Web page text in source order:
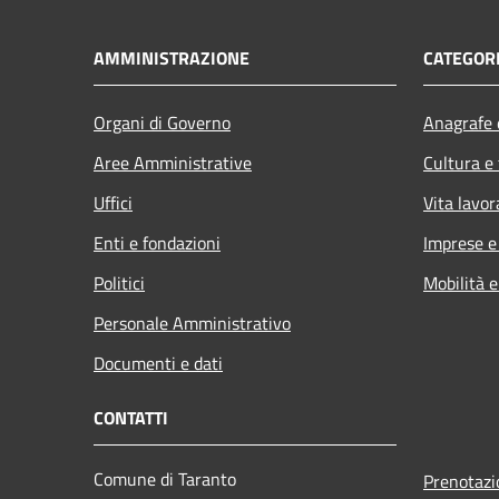
AMMINISTRAZIONE
Organi di Governo
Aree Amministrative
Uffici
Enti e fondazioni
Politici
Personale Amministrativo
Documenti e dati
Cultura
Vita
Imprese
Mobilità
CONTATTI
Comune di Taranto